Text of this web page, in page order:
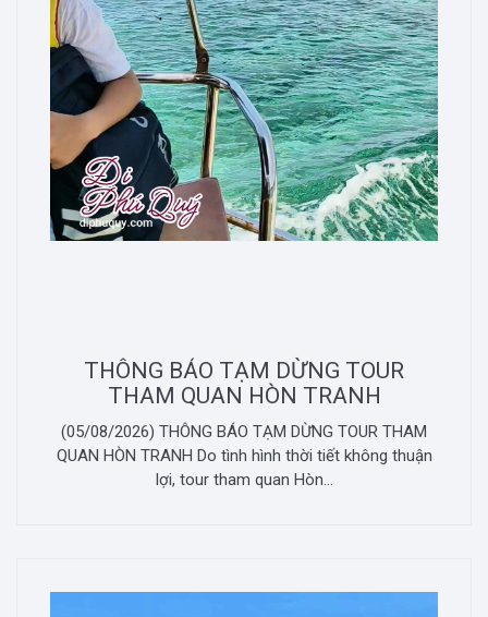
THÔNG BÁO TẠM DỪNG TOUR
THAM QUAN HÒN TRANH
(05/08/2026) THÔNG BÁO TẠM DỪNG TOUR THAM
QUAN HÒN TRANH Do tình hình thời tiết không thuận
lợi, tour tham quan Hòn...